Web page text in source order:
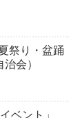
祭り・盆踊
会）
ベント」